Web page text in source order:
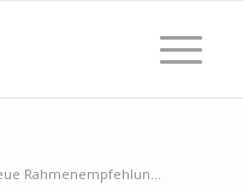
Rahmenempfehlun...